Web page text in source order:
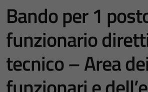
Bando per 1
funzionario
tecnico – Area dei